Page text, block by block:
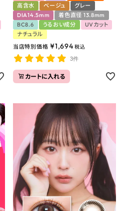
高含水
ベージュ
グレー
DIA14.5mm
着色直径 13.8mm
BC8.6
うるおい成分
UVカット
ナチュラル
当店特別価格 ¥1,694 税込
3件
カートに入れる